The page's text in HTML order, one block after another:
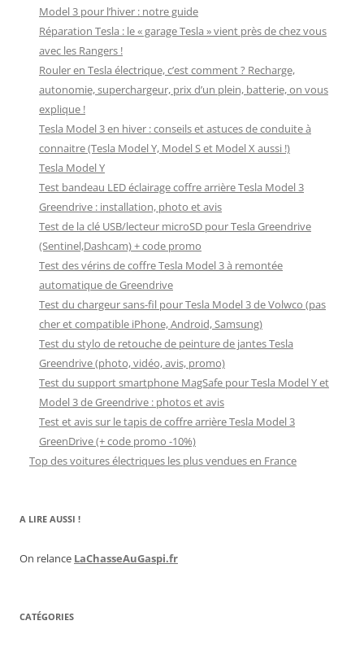
Model 3 pour l’hiver : notre guide
Réparation Tesla : le « garage Tesla » vient près de chez vous
avec les Rangers !
Rouler en Tesla électrique, c’est comment ? Recharge,
autonomie, superchargeur, prix d’un plein, batterie, on vous
explique !
Tesla Model 3 en hiver : conseils et astuces de conduite à
connaitre (Tesla Model Y, Model S et Model X aussi !)
Tesla Model Y
Test bandeau LED éclairage coffre arrière Tesla Model 3
Greendrive : installation, photo et avis
Test de la clé USB/lecteur microSD pour Tesla Greendrive
(Sentinel,Dashcam) + code promo
Test des vérins de coffre Tesla Model 3 à remontée
automatique de Greendrive
Test du chargeur sans-fil pour Tesla Model 3 de Volwco (pas
cher et compatible iPhone, Android, Samsung)
Test du stylo de retouche de peinture de jantes Tesla
Greendrive (photo, vidéo, avis, promo)
Test du support smartphone MagSafe pour Tesla Model Y et
Model 3 de Greendrive : photos et avis
Test et avis sur le tapis de coffre arrière Tesla Model 3
GreenDrive (+ code promo -10%)
Top des voitures électriques les plus vendues en France
A LIRE AUSSI !
On relance LaChasseAuGaspi.fr
CATÉGORIES